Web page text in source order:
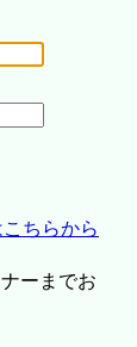
ちらから
ーまでお